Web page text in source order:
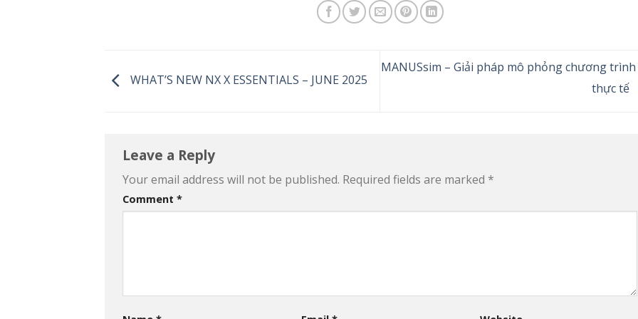
WHAT’S NEW NX X ESSENTIALS – JUNE 2025
MANUSsim – Giải pháp mô phỏng chương trình
thực tế
Leave a Reply
Your email address will not be published. Required fields are marked *
Comment *